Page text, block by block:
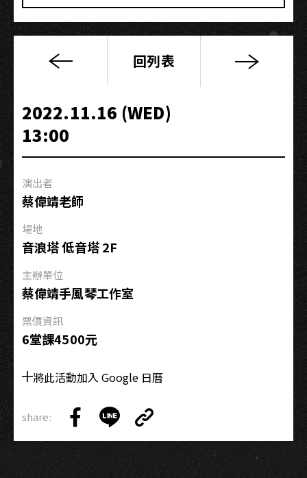
爵
家
｜
藍
星
場
演
出
Blue
“STEPs
4”
回列表
2022.11.16 (WED)
13:00
演出者
蔡偉靖老師
場地
音浪塔 低音塔 2F
主辦單位
蔡偉靖手風琴工作室
票價資訊
6堂課4500元
將此活動加入 Google 日曆
share:
on
Facebook
on
LINE
Link
Copy
Link